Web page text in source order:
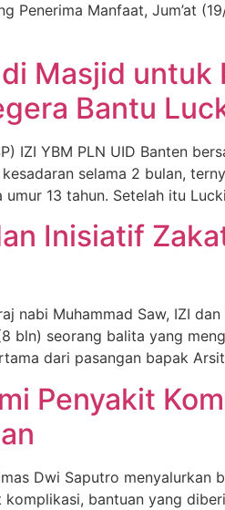
Penerima Manfaat, Jum’at
Masjid untuk
Bantu
IZI YBM PLN UID Banten
selama 2 bulan,
13 tahun. Setelah itu
Inisiatif
nabi Muhammad Saw, IZI
bln) seorang balita yang
dari pasangan bapak
Penyakit
Dwi Saputro
bantuan yang